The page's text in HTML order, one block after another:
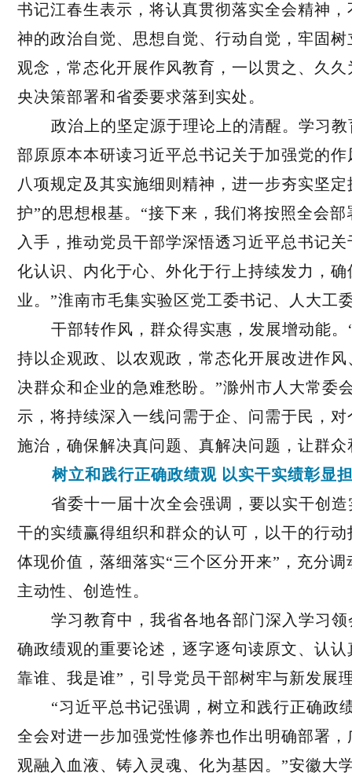
书记江春生表示，将认真贯彻落实全会精神
神的政治自觉、思想自觉、行动自觉，牢固
观念，常态化开展作风教育，一以贯之、久
央决策部署和省委要求落到实处。
政治上的坚定源于理论上的清醒。学习
部原原本本研读习近平总书记关于加强党的
八项规定及其实施细则精神，进一步夯实坚
护”的思想根基。“接下来，我们将按照全会
入手，推动党员干部学深悟透习近平总书记
化认识、内化于心、外化于行上持续发力，
业。”淮南市毛集实验区党工委书记、人大工
干部转作风，群众得实惠，发展增动能
持以企观政、以农观政，常态化开展改进作
决群众和企业的急难愁盼。”滁州市人大常委
示，将持续深入一线问需于企、问需于民，
施治，确保解决真问题、真解决问题，让群
树立和践行正确政绩观 以实干实绩彰显
省委十一届十次全会强调，要以实干创
干的实绩赢得组织和群众的认可，以干的行
体现价值，落细落实“三个区分开来”，充分
主动性、创造性。
学习教育中，我省各地各部门深入学习
确政绩观的重要论述，逐字逐句读原文、认
靠谁、我是谁”，引导党员干部树牢与新发展
“习近平总书记强调，树立和践行正确政
全会对进一步加强党性修养也作出明确部署
观融入血液、铸入灵魂、化为基因。”安徽大